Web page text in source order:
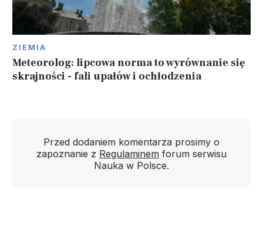
ZIEMIA
Meteorolog: lipcowa norma to wyrównanie się
skrajności - fali upałów i ochłodzenia
Przed dodaniem komentarza prosimy o
zapoznanie z Regulaminem forum serwisu
Nauka w Polsce.